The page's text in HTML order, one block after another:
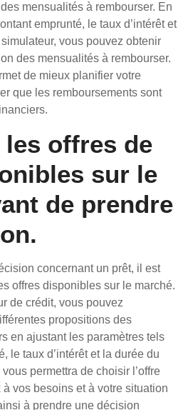
mensualités à rembourser. En
emprunté, le taux d’intérêt et
vous pouvez obtenir
des mensualités à rembourser.
de mieux planifier votre
que les remboursements sont
les offres de
sur le
de prendre
concernant un prêt, il est
offres disponibles sur le marché.
de crédit, vous pouvez
propositions des
en ajustant les paramètres tels
le taux d’intérêt et la durée du
permettra de choisir l’offre
vos besoins et à votre situation
à prendre une décision